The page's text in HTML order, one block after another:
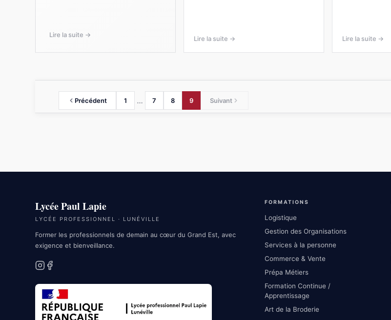
Lire la suite → Lire la suite → Lire la suite →
Précédent 1 … 7 8 9 Suivant
Lycée Paul Lapie
LYCÉE PROFESSIONNEL · LUNÉVILLE
Former les professionnels de demain au cœur du Grand Est, avec
exigence et bienveillance.
Instagram
FORMATIONS
Logistique
Gestion des Organisations
Services à la personne
Commerce & Vente
Prépa Métiers
Formation Continue /
Apprentissage
Art de la Broderie